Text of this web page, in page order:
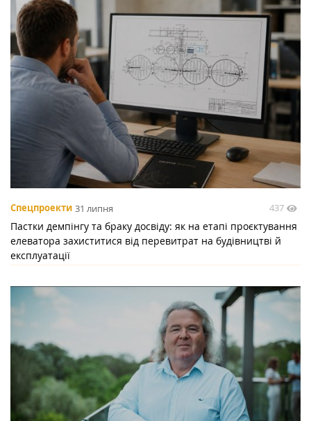
Спецпроекти 31 липня 437
Пастки демпінгу та браку досвіду: як на етапі проєктування
елеватора захиститися від перевитрат на будівництві й
експлуатації